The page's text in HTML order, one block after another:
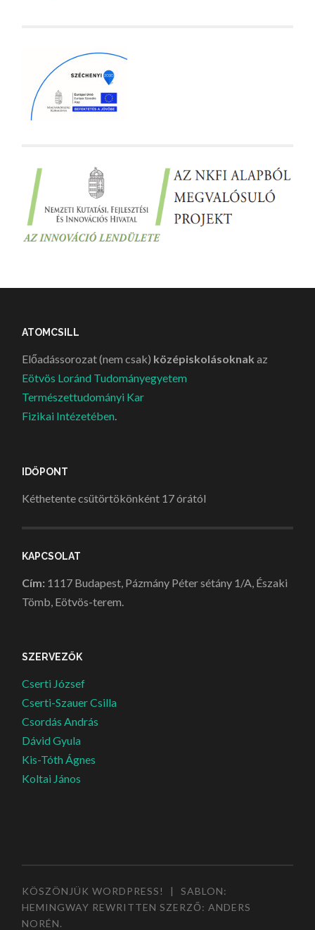
ATOMCSILL
Előadássorozat (nem csak) középiskolásoknak az
Eötvös Loránd Tudományegyetem
Természettudományi Kar
Fizikai Intézetében.
IDŐPONT
Kéthetente csütörtökönként 17 órától
KAPCSOLAT
Cím: 1117 Budapest, Pázmány Péter sétány 1/A, Északi
Tömb, Eötvös-terem.
SZERVEZŐK
Cserti József
Cserti-Szauer Csilla
Csordás András
Dávid Gyula
Kis-Tóth Ágnes
Koltai János
KÖSZÖNJÜK WORDPRESS! |
SABLON:
HEMINGWAY REWRITTEN SZERZŐ:ANDERS
NORÉN.